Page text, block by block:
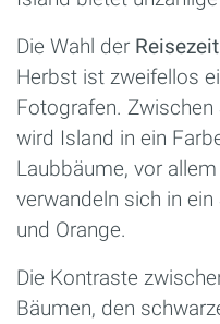
Die Wahl der Reisezeit
Herbst ist zweifellos
Fotografen.
wird Island in ein
Laubbäume, vor
verwandeln sich in
und Orange.
Die Kontraste
Bäumen, den